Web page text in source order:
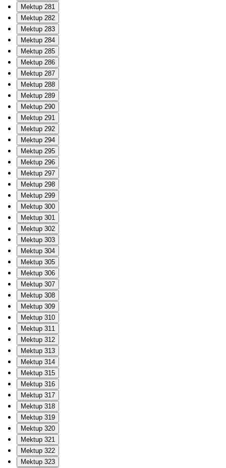
Mektup 281
Mektup 282
Mektup 283
Mektup 284
Mektup 285
Mektup 286
Mektup 287
Mektup 288
Mektup 289
Mektup 290
Mektup 291
Mektup 292
Mektup 294
Mektup 295
Mektup 296
Mektup 297
Mektup 298
Mektup 299
Mektup 300
Mektup 301
Mektup 302
Mektup 303
Mektup 304
Mektup 305
Mektup 306
Mektup 307
Mektup 308
Mektup 309
Mektup 310
Mektup 311
Mektup 312
Mektup 313
Mektup 314
Mektup 315
Mektup 316
Mektup 317
Mektup 318
Mektup 319
Mektup 320
Mektup 321
Mektup 322
Mektup 323